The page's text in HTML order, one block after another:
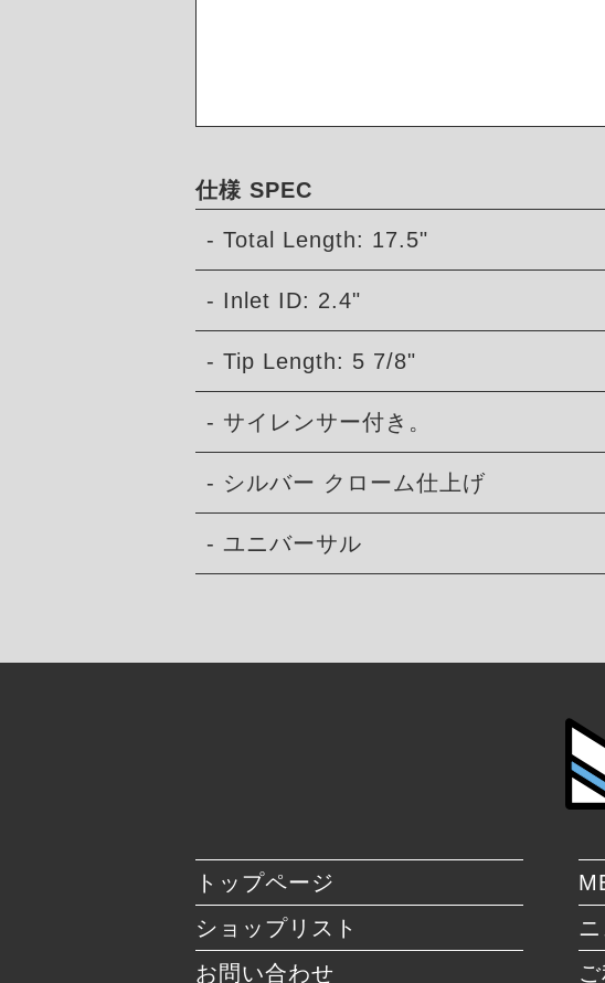
仕様 SPEC
- Total Length: 17.5"
- Inlet ID: 2.4"
- Tip Length: 5 7/8"
- サイレンサー付き。
- シルバー クローム仕上げ
- ユニバーサル
トップページ
ショップリスト
お問い合わせ